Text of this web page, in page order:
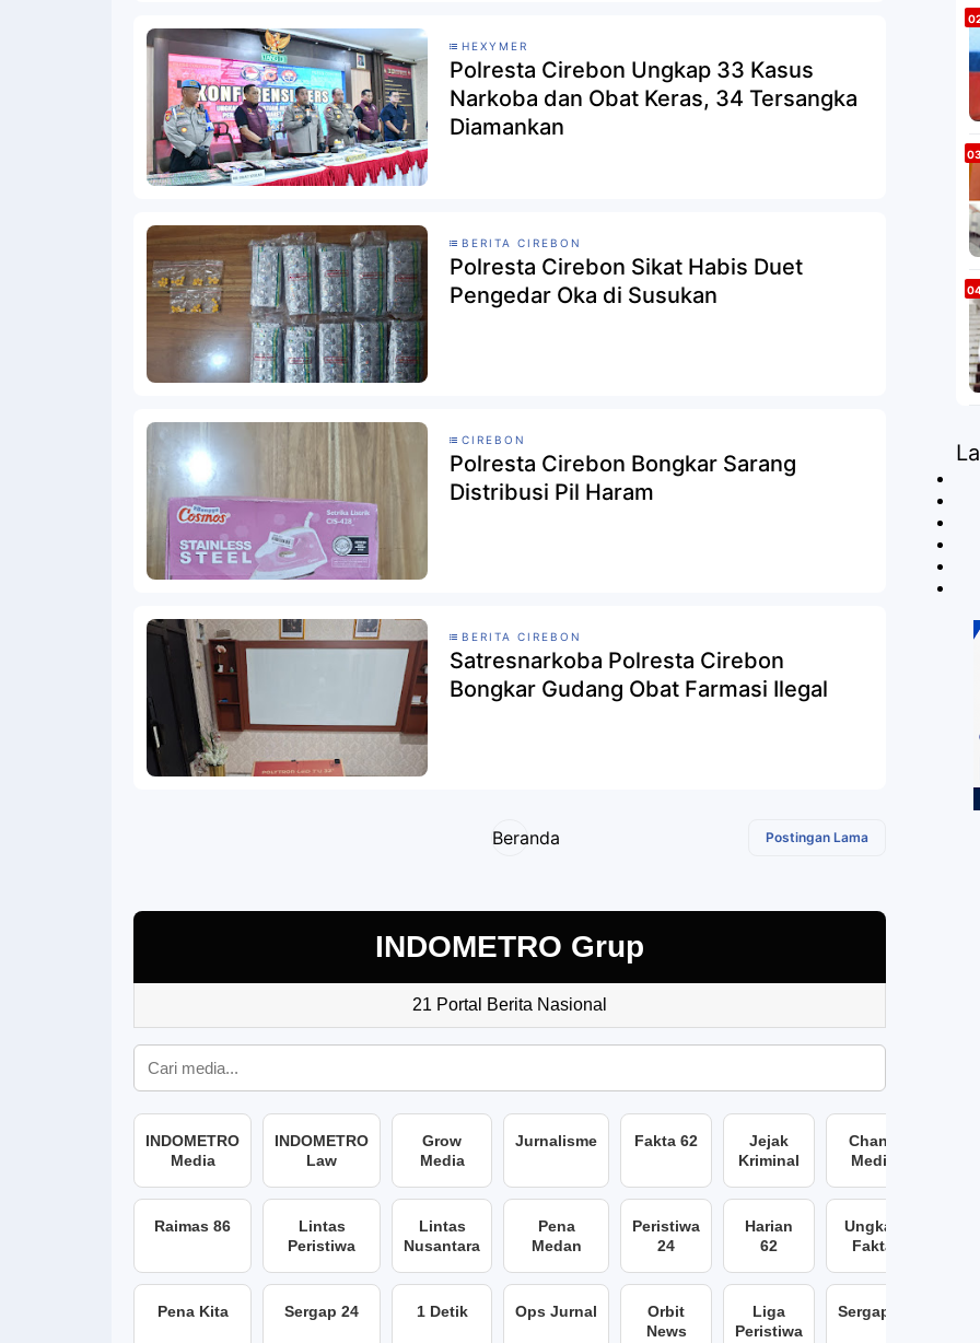
HEXYMER
Polresta Cirebon Ungkap 33 Kasus
Narkoba dan Obat Keras, 34 Tersangka
Diamankan
BERITA CIREBON
Polresta Cirebon Sikat Habis Duet
Pengedar Oka di Susukan
CIREBON
Polresta Cirebon Bongkar Sarang
Distribusi Pil Haram
BERITA CIREBON
Satresnarkoba Polresta Cirebon
Bongkar Gudang Obat Farmasi Ilegal
Postingan Lama
Beranda
INDOMETRO Grup
21 Portal Berita Nasional
INDOMETRO
Media
INDOMETRO
Law
Grow
Media
Jurnalisme Fakta 62
Jejak
Kriminal
Chans
Media
Raimas 86
Lintas
Peristiwa
Lintas
Nusantara
Pena
Medan
Peristiwa
24
Harian
62
Ungkap
Fakta
Pena Kita Sergap 24 1 Detik Ops Jurnal
Orbit
News
Liga
Peristiwa
Sergap86